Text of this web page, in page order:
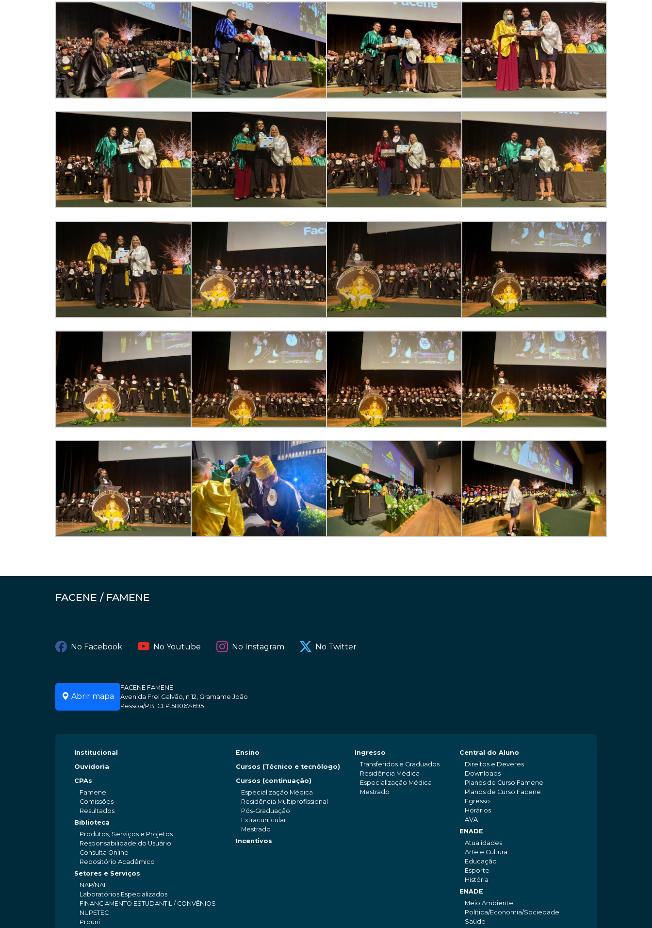
FACENE / FAMENE
No Facebook No Youtube No Instagram No Twitter
Abrir mapa
FACENE FAMENE
Avenida Frei Galvão, n 12, Gramame João
Pessoa/PB. CEP:58067-695
Institucional
Ouvidoria
CPAs
Famene
Comissões
Resultados
Biblioteca
Produtos, Serviços e Projetos
Responsabilidade do Usuário
Consulta Online
Repositório Acadêmico
Setores e Serviços
NAP/NAI
Laboratórios Especializados
FINANCIAMENTO ESTUDANTIL / CONVÊNIOS
NUPETEC
Prouni
Ensino
Cursos (Técnico e tecnólogo)
Cursos (continuação)
Especialização Médica
Residência Multiprofissional
Pós-Graduação
Extracurricular
Mestrado
Incentivos
Ingresso
Transferidos e Graduados
Residência Médica
Especialização Médica
Mestrado
Central do Aluno
Direitos e Deveres
Downloads
Planos de Curso Famene
Planos de Curso Facene
Egresso
Horários
AVA
ENADE
Atualidades
Arte e Cultura
Educação
Esporte
História
ENADE
Meio Ambiente
Política/Economia/Sociedade
Saúde